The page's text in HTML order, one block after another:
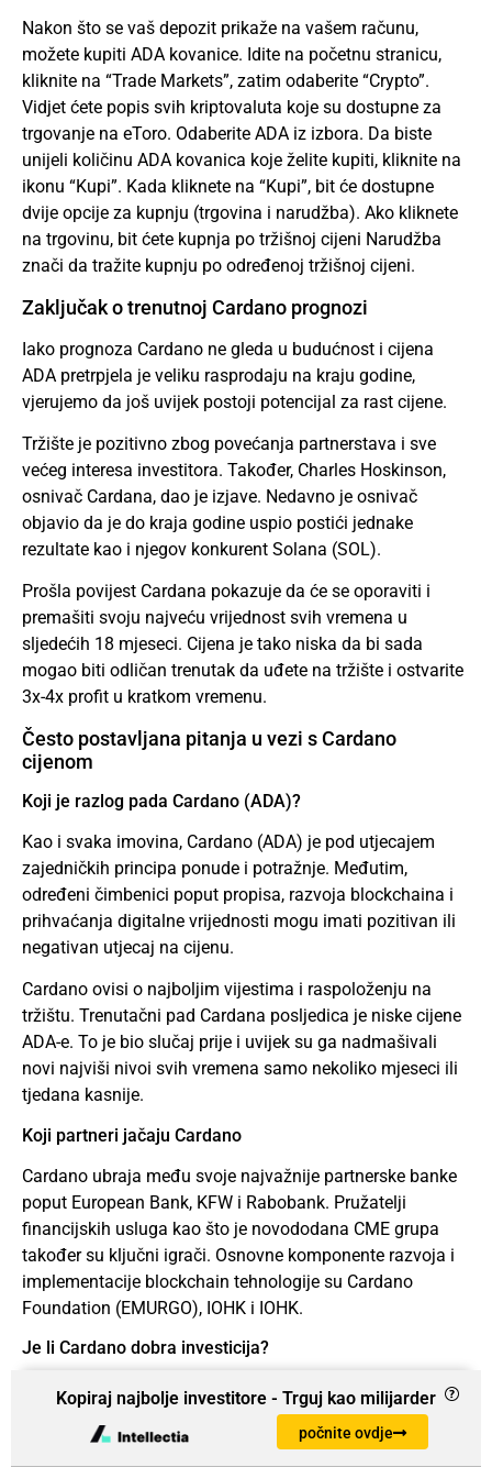
Nakon što se vaš depozit prikaže na vašem računu,
možete kupiti ADA kovanice. Idite na početnu stranicu,
kliknite na “Trade Markets”, zatim odaberite “Crypto”.
Vidjet ćete popis svih kriptovaluta koje su dostupne za
trgovanje na eToro. Odaberite ADA iz izbora. Da biste
unijeli količinu ADA kovanica koje želite kupiti, kliknite na
ikonu “Kupi”. Kada kliknete na “Kupi”, bit će dostupne
dvije opcije za kupnju (trgovina i narudžba). Ako kliknete
na trgovinu, bit ćete kupnja po tržišnoj cijeni Narudžba
znači da tražite kupnju po određenoj tržišnoj cijeni.
Zaključak o trenutnoj Cardano prognozi
Iako prognoza Cardano ne gleda u budućnost i cijena
ADA pretrpjela je veliku rasprodaju na kraju godine,
vjerujemo da još uvijek postoji potencijal za rast cijene.
Tržište je pozitivno zbog povećanja partnerstava i sve
većeg interesa investitora. Također, Charles Hoskinson,
osnivač Cardana, dao je izjave. Nedavno je osnivač
objavio da je do kraja godine uspio postići jednake
rezultate kao i njegov konkurent Solana (SOL).
Prošla povijest Cardana pokazuje da će se oporaviti i
premašiti svoju najveću vrijednost svih vremena u
sljedećih 18 mjeseci. Cijena je tako niska da bi sada
mogao biti odličan trenutak da uđete na tržište i ostvarite
3x-4x profit u kratkom vremenu.
Često postavljana pitanja u vezi s Cardano
cijenom
Koji je razlog pada Cardano (ADA)?
Kao i svaka imovina, Cardano (ADA) je pod utjecajem
zajedničkih principa ponude i potražnje. Međutim,
određeni čimbenici poput propisa, razvoja blockchaina i
prihvaćanja digitalne vrijednosti mogu imati pozitivan ili
negativan utjecaj na cijenu.
Cardano ovisi o najboljim vijestima i raspoloženju na
tržištu. Trenutačni pad Cardana posljedica je niske cijene
ADA-e. To je bio slučaj prije i uvijek su ga nadmašivali
novi najviši nivoi svih vremena samo nekoliko mjeseci ili
tjedana kasnije.
Koji partneri jačaju Cardano
Cardano ubraja među svoje najvažnije partnerske banke
poput European Bank, KFW i Rabobank. Pružatelji
financijskih usluga kao što je novododana CME grupa
također su ključni igrači. Osnovne komponente razvoja i
implementacije blockchain tehnologije su Cardano
Foundation (EMURGO), IOHK i IOHK.
Je li Cardano dobra investicija?
Cardano je solidna investicija koja je dokazala svoj
integritet i stabilnost u blockchain prostoru. Iako je broj
dApps izgrađenih na mreži još uvijek nizak, to bi se moglo
Kopiraj najbolje investitore - Trguj kao milijarder
počnite ovdje